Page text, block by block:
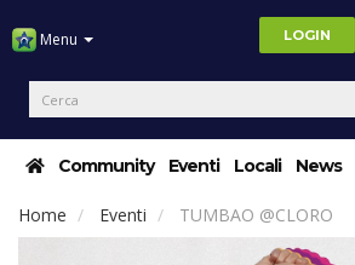
Menu LOGIN
Community Eventi Locali News
Home Eventi TUMBAO @CLORO